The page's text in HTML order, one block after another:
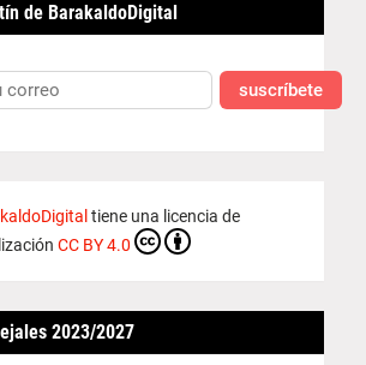
de BarakaldoDigital
suscríbete
tiene una licencia de
CC BY 4.0
2023/2027